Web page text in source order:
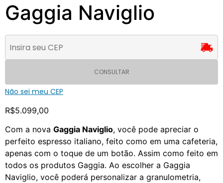
Gaggia Naviglio
CONSULTAR
Não sei meu CEP
R$5.099,00
Com a nova Gaggia Naviglio, você pode apreciar o
perfeito espresso italiano, feito como em uma cafeteria,
apenas com o toque de um botão. Assim como feito em
todos os produtos Gaggia. Ao escolher a Gaggia
Naviglio, você poderá personalizar a granulometria,